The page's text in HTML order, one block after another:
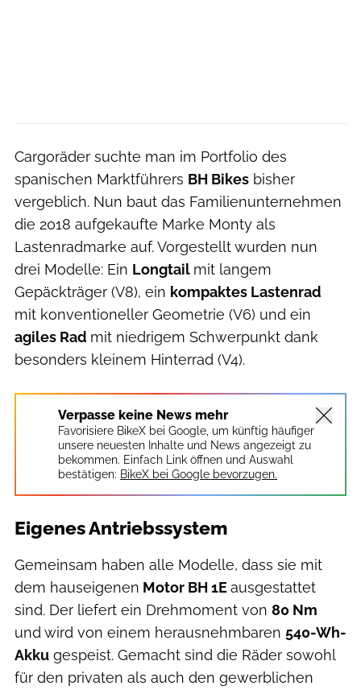
Cargoräder suchte man im Portfolio des
spanischen Marktführers BH Bikes bisher
vergeblich. Nun baut das Familienunternehmen
die 2018 aufgekaufte Marke Monty als
Lastenradmarke auf. Vorgestellt wurden nun
drei Modelle: Ein Longtail mit langem
Gepäckträger (V8), ein kompaktes Lastenrad
mit konventioneller Geometrie (V6) und ein
agiles Rad mit niedrigem Schwerpunkt dank
besonders kleinem Hinterrad (V4).
Verpasse keine News mehr
Favorisiere BikeX bei Google, um künftig häufiger
unsere neuesten Inhalte und News angezeigt zu
bekommen. Einfach Link öffnen und Auswahl
bestätigen: BikeX bei Google bevorzugen.
Eigenes Antriebssystem
Gemeinsam haben alle Modelle, dass sie mit
dem hauseigenen Motor BH 1Eausgestattet
sind. Der liefert ein Drehmoment von 80 Nm
und wird von einem herausnehmbaren 540-Wh-
Akku gespeist. Gemacht sind die Räder sowohl
für den privaten als auch den gewerblichen